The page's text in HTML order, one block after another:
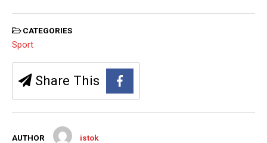
CATEGORIES
Sport
Share This
AUTHOR istok